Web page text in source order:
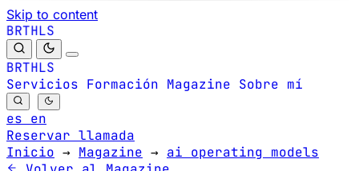
Skip to content
BRTHLS
BRTHLS
Servicios Formación Magazine Sobre mí
es en
Reservar llamada
Inicio → Magazine → ai operating models